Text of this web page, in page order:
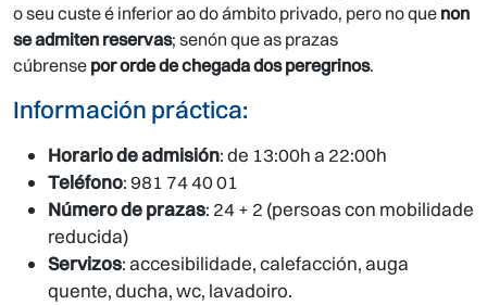
o seu custe é inferior ao do ámbito privado, pero no que non
se admiten reservas; senón que as prazas
cúbrense pororde de chegada dos peregrinos.
Información práctica:
Horario de admisión: de 13:00h a 22:00h
Teléfono: 981 74 40 01
Número de prazas: 24 + 2 (persoas con mobilidade
reducida)
Servizos: accesibilidade, calefacción, auga
quente, ducha, wc, lavadoiro.